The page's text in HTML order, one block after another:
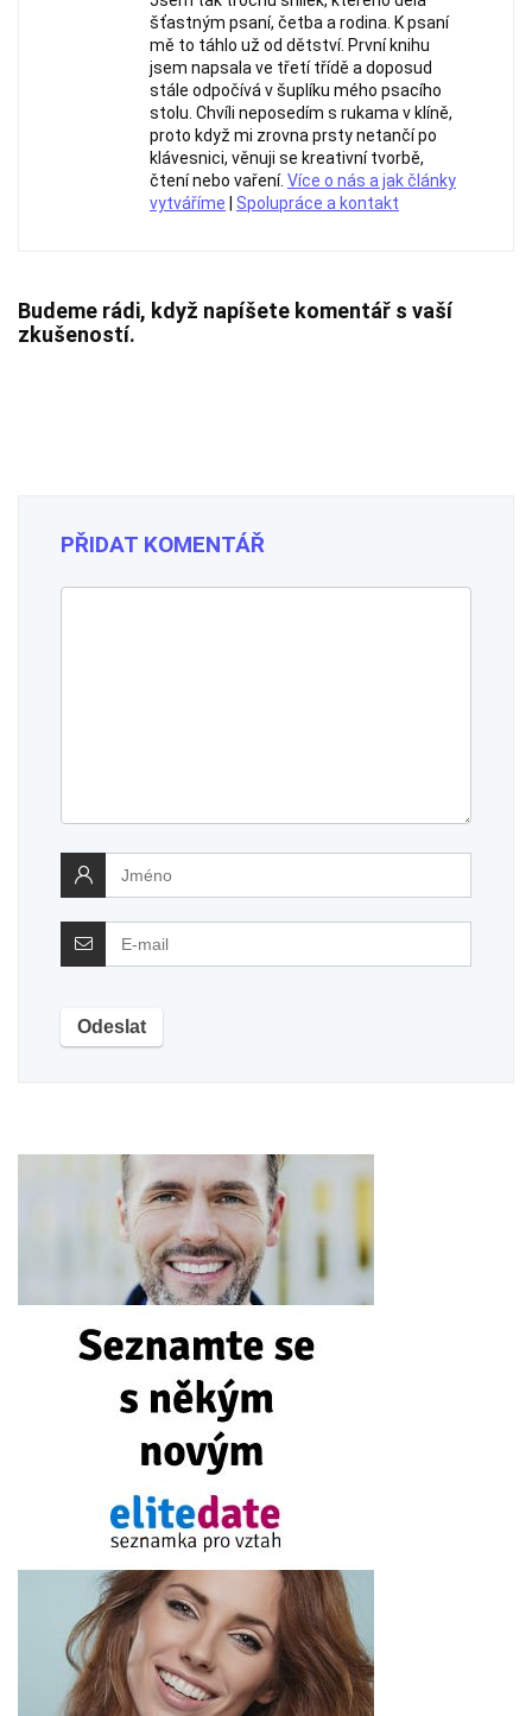
šťastným psaní, četba a rodina. K psaní
mě to táhlo už od dětství. První knihu
jsem napsala ve třetí třídě a doposud
stále odpočívá v šuplíku mého psacího
stolu. Chvíli neposedím s rukama v klíně,
proto když mi zrovna prsty netančí po
klávesnici, věnuji se kreativní tvorbě,
čtení nebo vaření. Více o nás a jak články
vytváříme
Spolupráce a kontakt
Budeme rádi, když napíšete komentář s vaší
zkušeností.
PŘIDAT KOMENTÁŘ